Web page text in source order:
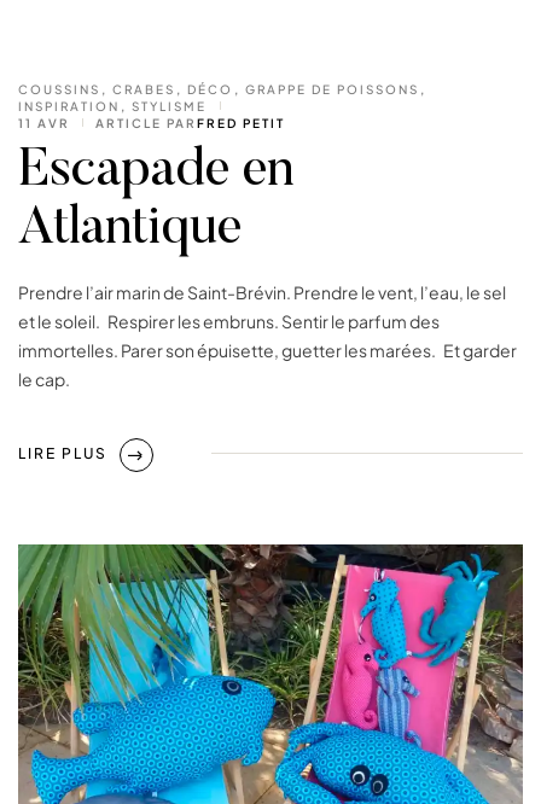
COUSSINS , CRABES , DÉCO , GRAPPE DE POISSONS ,
INSPIRATION , STYLISME
11 AVR
ARTICLE PAR FRED PETIT
Escapade en
Atlantique
Prendre l’air marin de Saint-Brévin. Prendre le vent, l’eau, le sel
et le soleil. Respirer les embruns. Sentir le parfum des
immortelles. Parer son épuisette, guetter les marées. Et garder
le cap.
LIRE PLUS